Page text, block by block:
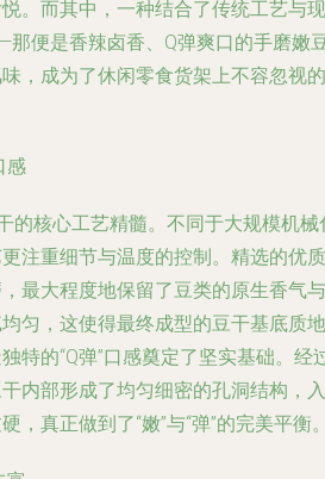
。而其中，一种结合了传统工艺与现
便是香辣卤香、Q弹爽口的手磨嫩
，成为了休闲零食货架上不容忽视的
感
的核心工艺精髓。不同于大规模机械
注重细节与温度的控制。精选的优质
最大程度地保留了豆类的原生香气与
匀，这使得最终成型的豆干基底质地
特的“Q弹”口感奠定了坚实基础。经
内部形成了均匀细密的孔洞结构，入
，真正做到了“嫩”与“弹”的完美平衡